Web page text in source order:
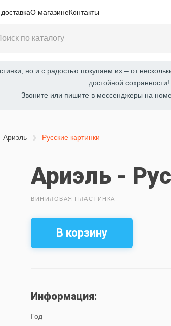
О магазинеКонтакты
но и с радостью покупаем их – от
достойной сохранности!
Звоните или пишите в мессенджеры на
Ариэль Русские картинки
Ариэль -
ВИНИЛОВАЯ ПЛАСТИНКА
В корзину
Информация:
Год